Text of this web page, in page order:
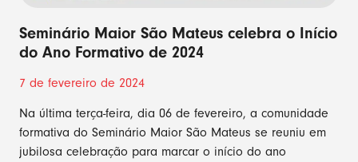
Seminário Maior São Mateus celebra o Início
do Ano Formativo de 2024
7 de fevereiro de 2024
Na última terça-feira, dia 06 de fevereiro, a comunidade
formativa do Seminário Maior São Mateus se reuniu em
jubilosa celebração para marcar o início do ano